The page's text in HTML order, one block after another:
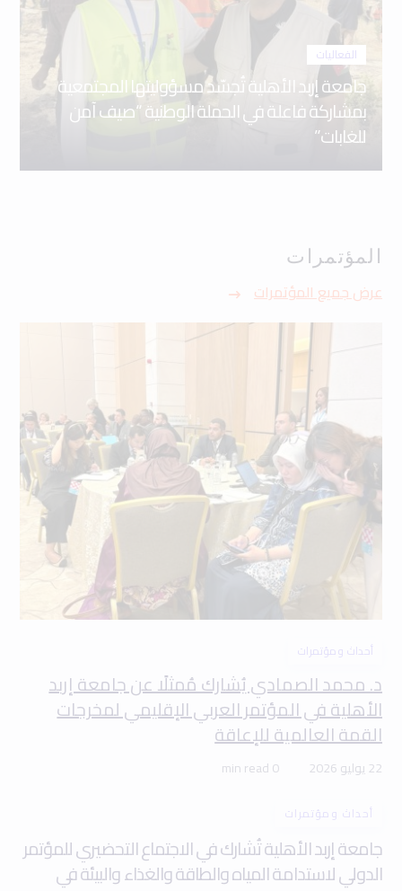
الفعاليات
جامعة إربد الأهلية تُجسّد مسؤوليتها المجتمعية
بمشاركة فاعلة في الحملة الوطنية “صيف آمن
للغابات”
المؤتمرات
عرض جميع المؤتمرات
أحداث ومؤتمرات
د. محمد الصمادي يُشارك مُمثلًا عن جامعة إربد
الأهلية في المؤتمر العربي الإقليمي لمخرجات
القمة العالمية للإعاقة
22 يوليو 2026 0 min read
أحداث ومؤتمرات
جامعة إربد الأهلية تُشارك في الاجتماع التحضيري للمؤتمر
الدولي لاستدامة المياه والطاقة والغذاء والبيئة في